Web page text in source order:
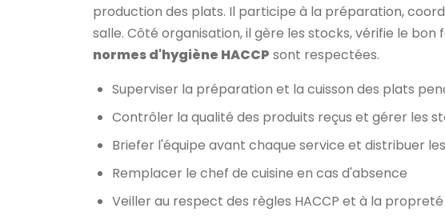
production des plats. Il participe à la préparation,
salle. Côté organisation, il gère les stocks, vérifie le
normes d'hygiène HACCP sont respectées.
Superviser la préparation et la cuisson des plats
Contrôler la qualité des produits reçus et gérer les
Briefer l'équipe avant chaque service et distribuer
Remplacer le chef de cuisine en cas d'absence
Veiller au respect des règles HACCP et à la